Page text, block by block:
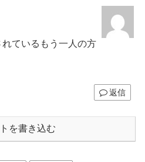
ているもう一人の方
返信
を書き込む